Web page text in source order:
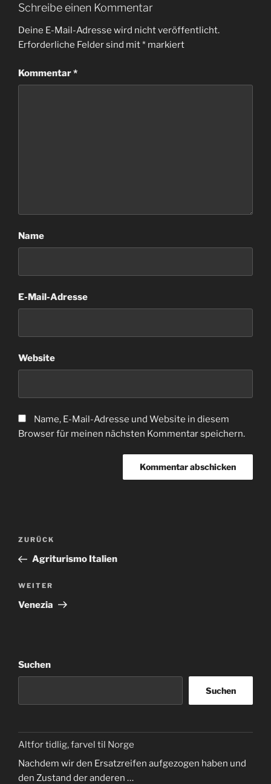
Schreibe einen Kommentar
Deine E-Mail-Adresse wird nicht veröffentlicht.
Erforderliche Felder sind mit* markiert
Kommentar*
Name
E-Mail-Adresse
Website
Name, E-Mail-Adresse und Website in diesem
Browser für meinen nächsten Kommentar speichern.
Beitragsnavigation
Vorheriger
Beitrag
ZURÜCK
Agriturismo Italien
Nächster
Beitrag
WEITER
Venezia
Suchen
Suchen
Altfor tidlig, farvel til Norge
Nachdem wir den Ersatzreifen aufgezogen haben und
den Zustand der anderen …